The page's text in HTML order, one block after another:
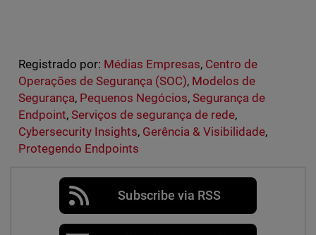
Registrado por: Médias Empresas, Centro de
Operações de Segurança (SOC), Modelos de
Segurança, Pequenos Negócios,Segurança de
Endpoint, Serviços de segurança de rede,
Cybersecurity Insights, Gerência & Visibilidade,
Protegendo Endpoints
Subscribe via RSS